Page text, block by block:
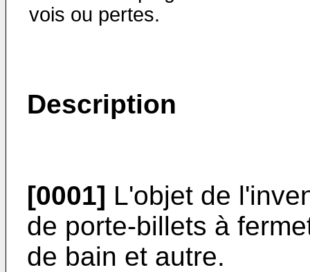
vois ou pertes.
Description
[0001] L'objet de
de porte-billets à
de bain et autre.